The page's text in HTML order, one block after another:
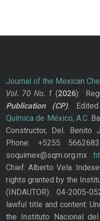
Journal of the Mexican
Vol. 70 No. 1 (2026):
Publication
(CP).
Química de México, A.C.
Constructor, Del. Benito
Phone: +5255
soquimex@sqm.org.mx
Chief: Alberto Vela.
rights granted by the
(INDAUTOR): 04-2005-
lawful title and content:
the Instituto Nacional del